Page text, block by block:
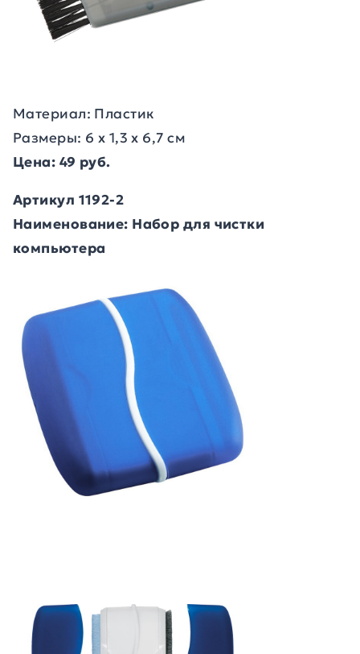
Материал: Пластик
Размеры: 6 х 1,3 х 6,7 см
Цена: 49 руб.
Артикул 1192-2
Наименование: Набор для чистки
компьютера